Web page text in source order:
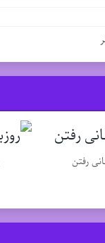
رفتن